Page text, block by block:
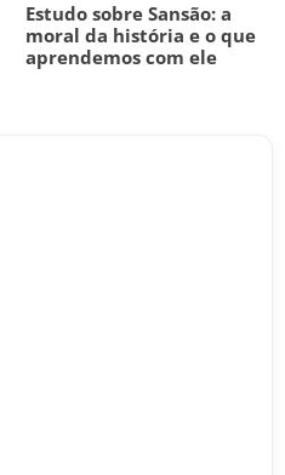
Estudo sobre Sansão: a
moral da história e o que
aprendemos com ele